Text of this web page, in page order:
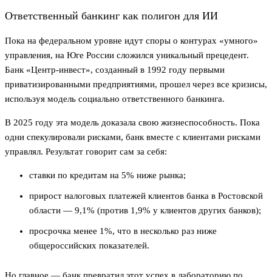
Ответственный банкинг как полигон для ИИ
Пока на федеральном уровне идут споры о контурах «умного»
управления, на Юге России сложился уникальный прецедент.
Банк «Центр-инвест», созданный в 1992 году первыми
приватизированными предприятиями, прошел через все кризисы,
используя модель социально ответственного банкинга.
В 2025 году эта модель доказала свою жизнеспособность. Пока
одни спекулировали рисками, банк вместе с клиентами рисками
управлял. Результат говорит сам за себя:
ставки по кредитам на 5% ниже рынка;
прирост налоговых платежей клиентов банка в Ростовской
области — 9,1% (против 1,9% у клиентов других банков);
просрочка менее 1%, что в несколько раз ниже
общероссийских показателей.